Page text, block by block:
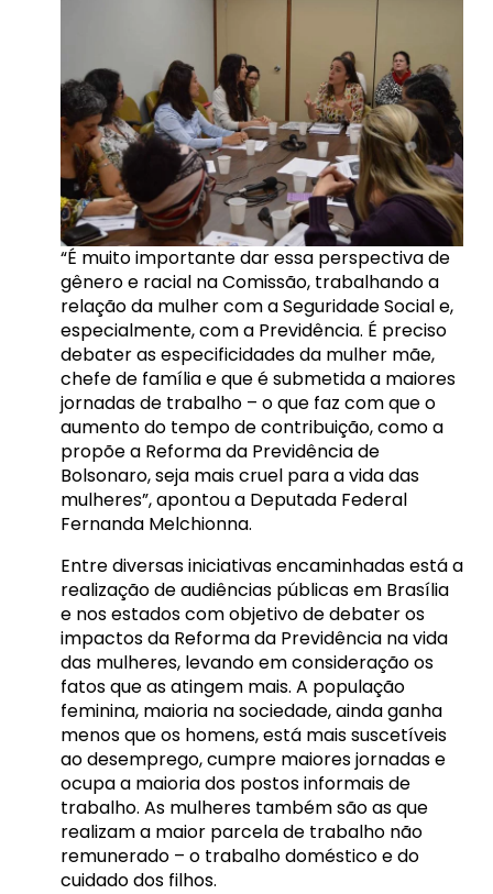
“É muito importante dar essa perspectiva de
gênero e racial na Comissão, trabalhando a
relação da mulher com a Seguridade Social e,
especialmente, com a Previdência. É preciso
debater as especificidades da mulher mãe,
chefe de família e que é submetida a maiores
jornadas de trabalho – o que faz com que o
aumento do tempo de contribuição, como a
propõe a Reforma da Previdência de
Bolsonaro, seja mais cruel para a vida das
mulheres”, apontou a Deputada Federal
Fernanda Melchionna.
Entre diversas iniciativas encaminhadas está a
realização de audiências públicas em Brasília
e nos estados com objetivo de debater os
impactos da Reforma da Previdência na vida
das mulheres, levando em consideração os
fatos que as atingem mais. A população
feminina, maioria na sociedade, ainda ganha
menos que os homens, está mais suscetíveis
ao desemprego, cumpre maiores jornadas e
ocupa a maioria dos postos informais de
trabalho. As mulheres também são as que
realizam a maior parcela de trabalho não
remunerado – o trabalho doméstico e do
cuidado dos filhos.